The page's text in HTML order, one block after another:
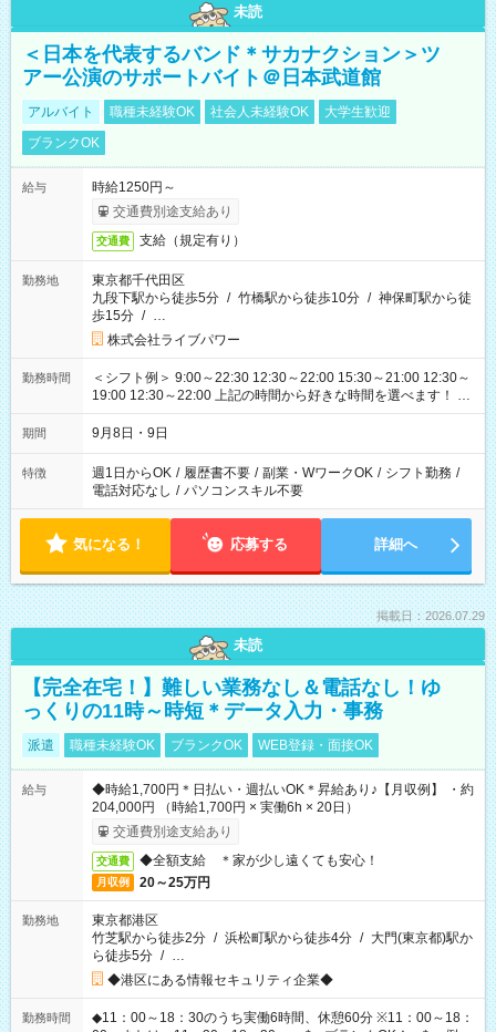
未読
＜日本を代表するバンド＊サカナクション＞ツ
アー公演のサポートバイト＠日本武道館
アルバイト 職種未経験OK 社会人未経験OK
大学生歓迎
ブランクOK
給与
時給1250円～
交通費別途支給あり
交通費 支給（規定有り）
勤務地
東京都千代田区
九段下駅から徒歩5分 / 竹橋駅から徒歩10分 / 神保町駅から徒
歩15分 / …
株式会社ライブパワー
勤務時間
＜シフト例＞ 9:00～22:30 12:30～22:00 15:30～21:00 12:30～
19:00 12:30～22:00 上記の時間から好きな時間を選べます！ ※
時間は変更となる可能性があります
期間 9月8日・9日
特徴 週1日からOK / 履歴書不要 / 副業・WワークOK / シフト勤務 /
電話対応なし / パソコンスキル不要
気になる！ 応募する 詳細へ
掲載日：2026.07.29
未読
【完全在宅！】難しい業務なし＆電話なし！ゆ
っくりの11時～時短＊データ入力・事務
派遣 職種未経験OK ブランクOK WEB登録・面接OK
給与
◆時給1,700円＊日払い・週払いOK＊昇給あり♪【月収例】 ・約
204,000円 （時給1,700円 × 実働6h × 20日）
交通費別途支給あり
交通費 ◆全額支給 ＊家が少し遠くても安心！
月収例 20～25万円
勤務地
東京都港区
竹芝駅から徒歩2分 / 浜松町駅から徒歩4分 / 大門(東京都)駅か
ら徒歩5分 / …
◆港区にある情報セキュリティ企業◆
勤務時間
◆11：00～18：30のうち実働6時間、休憩60分 ※11：00～18：